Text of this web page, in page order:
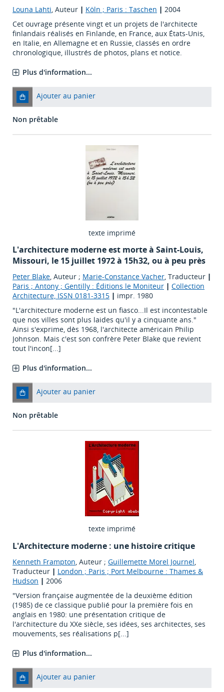
Louna Lahti, Auteur | Köln ; Paris : Taschen | 2004
Cet ouvrage présente vingt et un projets de l'architecte
finlandais réalisés en Finlande, en France, aux États-Unis,
en Italie, en Allemagne et en Russie, classés en ordre
chronologique, illustrés de photos, plans et notice.
Plus d'information...
Ajouter au panier
Non prêtable
texte imprimé
L'architecture moderne est morte à Saint-Louis,
Missouri, le 15 juillet 1972 à 15h32, ou à peu près
Peter Blake, Auteur ; Marie-Constance Vacher, Traducteur |
Paris ; Antony ; Gentilly : Éditions le Moniteur | Collection
Architecture, ISSN 0181-3315 | impr. 1980
"L'architecture moderne est un fiasco...Il est incontestable
que nos villes sont plus laides qu'il y a cinquante ans."
Ainsi s'exprime, dès 1968, l'architecte américain Philip
Johnson. Mais c'est son confrère Peter Blake que revient
tout l'incon[...]
Plus d'information...
Ajouter au panier
Non prêtable
texte imprimé
L'Architecture moderne : une histoire critique
Kenneth Frampton, Auteur ; Guillemette Morel Journel,
Traducteur | London ; Paris ; Port Melbourne : Thames &
Hudson | 2006
"Version française augmentée de la deuxième édition
(1985) de ce classique publié pour la première fois en
anglais en 1980: une présentation critique de
l'architecture du XXe siècle, ses idées, ses architectes, ses
mouvements, ses réalisations p[...]
Plus d'information...
Ajouter au panier